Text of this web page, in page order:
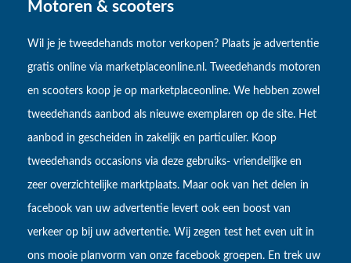
Motoren & scooters
Wil je je tweedehands motor verkopen? Plaats je advertentie
gratis online via marketplaceonline.nl. Tweedehands motoren
en scooters koop je op marketplaceonline. We hebben zowel
tweedehands aanbod als nieuwe exemplaren op de site. Het
aanbod in gescheiden in zakelijk en particulier. Koop
tweedehands occasions via deze gebruiks- vriendelijke en
zeer overzichtelijke marktplaats. Maar ook van het delen in
facebook van uw advertentie levert ook een boost van
verkeer op bij uw advertentie. Wij zegen test het even uit in
ons mooie planvorm van onze facebook groepen. En trek uw